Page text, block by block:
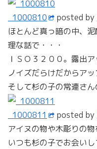
_1000810 posted by
ほとんど真っ暗の中、
理な話で・・・
ＩＳＯ３２００。露出
ノイズだらけだからア
そして杉の子の常連さ
_1000811 posted by
アイヌの物や木彫りの
いつも杉の子でお会い